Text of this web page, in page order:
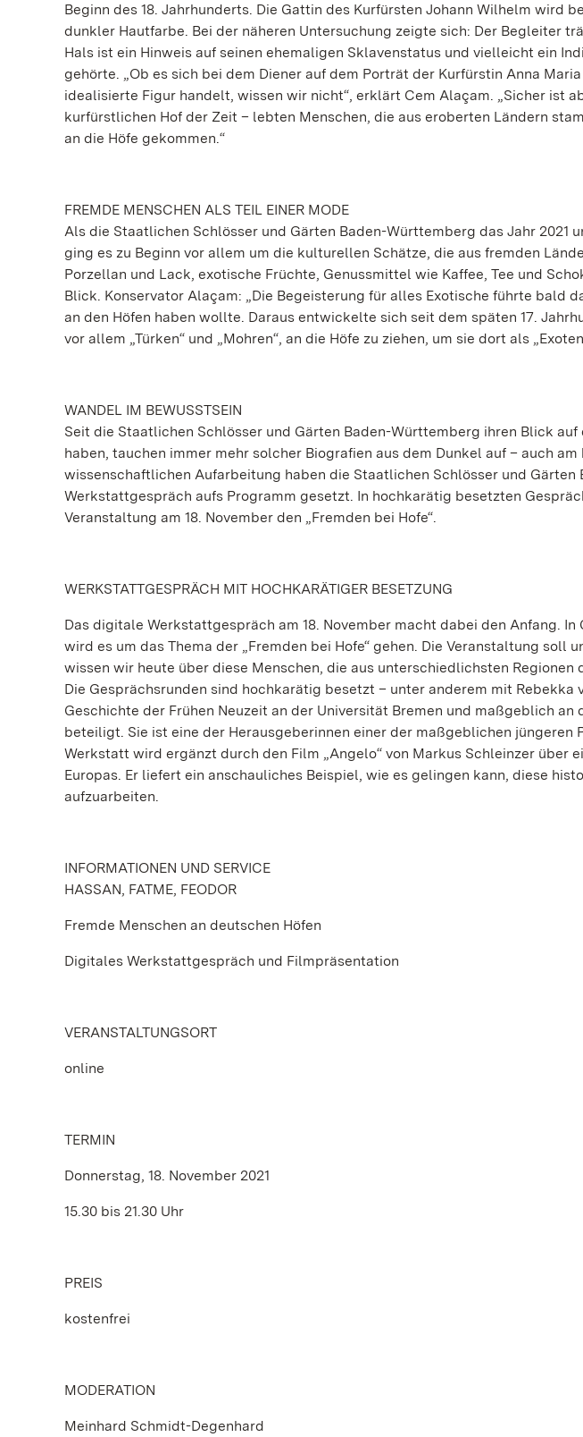
Beginn des 18. Jahrhunderts. Die Gattin des Kurfürsten Johann Wilhelm wird
dunkler Hautfarbe. Bei der näheren Untersuchung zeigte sich: Der Begleiter
Hals ist ein Hinweis auf seinen ehemaligen Sklavenstatus und vielleicht ein
gehörte. „Ob es sich bei dem Diener auf dem Porträt der Kurfürstin Anna
idealisierte Figur handelt, wissen wir nicht“, erklärt Cem Alaçam. „Sicher ist
kurfürstlichen Hof der Zeit – lebten Menschen, die aus eroberten Ländern
an die Höfe gekommen.“
FREMDE MENSCHEN ALS TEIL EINER MODE
Als die Staatlichen Schlösser und Gärten Baden-Württemberg das Jahr 2021
ging es zu Beginn vor allem um die kulturellen Schätze, die aus fremden
Porzellan und Lack, exotische Früchte, Genussmittel wie Kaffee, Tee und
Blick. Konservator Alaçam: „Die Begeisterung für alles Exotische führte bald
an den Höfen haben wollte. Daraus entwickelte sich seit dem späten 17.
vor allem „Türken“ und „Mohren“, an die Höfe zu ziehen, um sie dort als
WANDEL IM BEWUSSTSEIN
Seit die Staatlichen Schlösser und Gärten Baden-Württemberg ihren Blick
haben, tauchen immer mehr solcher Biografien aus dem Dunkel auf – auch
wissenschaftlichen Aufarbeitung haben die Staatlichen Schlösser und
Werkstattgespräch aufs Programm gesetzt. In hochkarätig besetzten
Veranstaltung am 18. November den „Fremden bei Hofe“.
WERKSTATTGESPRÄCH MIT HOCHKARÄTIGER BESETZUNG
Das digitale Werkstattgespräch am 18. November macht dabei den Anfang.
wird es um das Thema der „Fremden bei Hofe“ gehen. Die Veranstaltung soll
wissen wir heute über diese Menschen, die aus unterschiedlichsten Regionen
Die Gesprächsrunden sind hochkarätig besetzt – unter anderem mit Rebekka
Geschichte der Frühen Neuzeit an der Universität Bremen und maßgeblich an
beteiligt. Sie ist eine der Herausgeberinnen einer der maßgeblichen jüngeren
Werkstatt wird ergänzt durch den Film „Angelo“ von Markus Schleinzer über
Europas. Er liefert ein anschauliches Beispiel, wie es gelingen kann, diese
aufzuarbeiten.
INFORMATIONEN UND SERVICE
HASSAN, FATME, FEODOR
Fremde Menschen an deutschen Höfen
Digitales Werkstattgespräch und Filmpräsentation
VERANSTALTUNGSORT
online
TERMIN
Donnerstag, 18. November 2021
15.30 bis 21.30 Uhr
PREIS
kostenfrei
MODERATION
Meinhard Schmidt-Degenhard